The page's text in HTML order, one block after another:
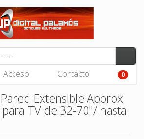
Acceso Contacto 0
Extensible Approx
para TV de 32-70"/ hasta